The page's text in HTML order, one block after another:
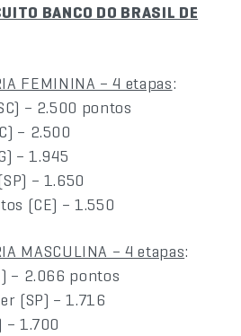
BANCO DO BRASIL DE
FEMININA – 4 etapas:
– 2.500 pontos
– 2.500
– 1.945
– 1.650
(CE) – 1.550
MASCULINA – 4 etapas:
– 2.066 pontos
(SP) – 1.716
– 1.700